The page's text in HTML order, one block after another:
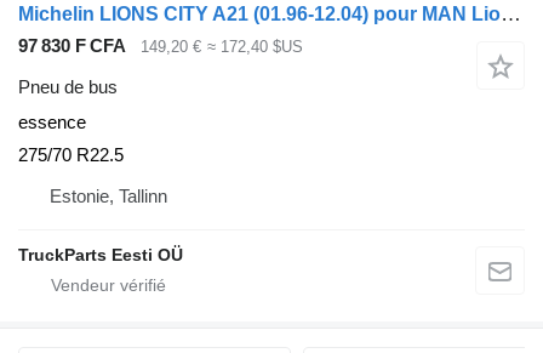
Michelin LIONS CITY A21 (01.96-12.04) pour MAN Lion's bus (1991-)
97 830 F CFA 149,20 € ≈ 172,40 $US
Pneu de bus
essence
275/70 R22.5
Estonie, Tallinn
TruckParts Eesti OÜ